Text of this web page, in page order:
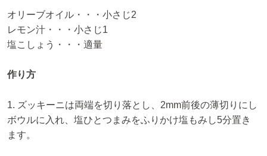
オリーブオイル・・・小さじ2
レモン汁・・・小さじ1
塩こしょう・・・適量
作り方
1. ズッキーニは両端を切り落とし、2mm前後の薄切りにし
ボウルに入れ、塩ひとつまみをふりかけ塩もみし5分置き
ます。